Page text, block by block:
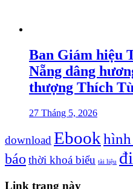
Ban Giám hiệu
Nẵng dâng
thượng Thích
27 Tháng 5, 2026
download Ebookhình
báo thời khoá biểu tài liệu
Link trang này